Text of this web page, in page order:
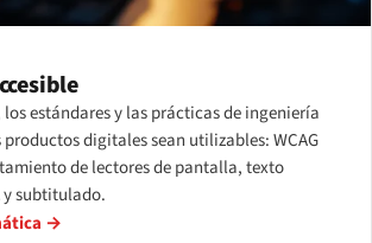
estándares y las prácticas de ingeniería
digitales sean utilizables: WCAG
de lectores de pantalla, texto
subtitulado.
→